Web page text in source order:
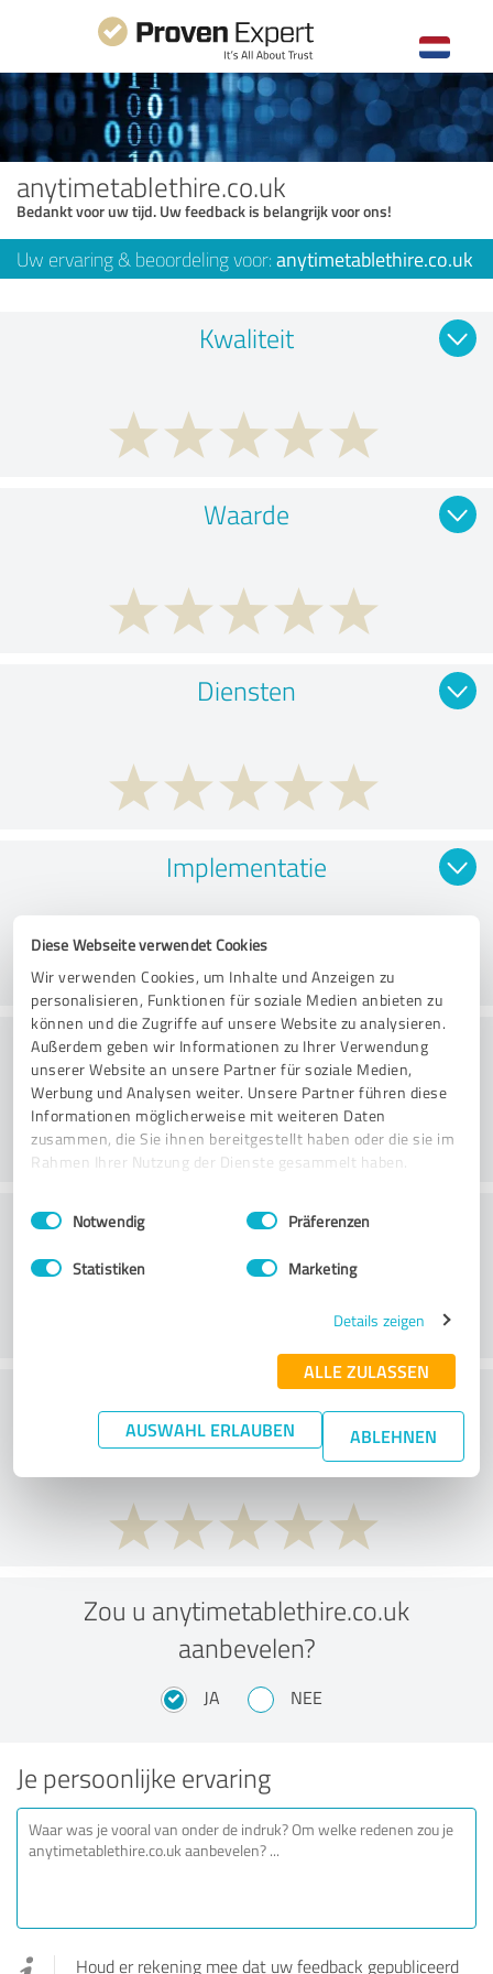
Diese Webseite verwendet Cookies
Wir verwenden Cookies, um Inhalte und Anzeigen zu
personalisieren, Funktionen für soziale Medien anbieten zu
können und die Zugriffe auf unsere Website zu analysieren.
Außerdem geben wir Informationen zu Ihrer Verwendung
unserer Website an unsere Partner für soziale Medien,
Werbung und Analysen weiter. Unsere Partner führen diese
Informationen möglicherweise mit weiteren Daten
zusammen, die Sie ihnen bereitgestellt haben oder die sie im
Rahmen Ihrer Nutzung der Dienste gesammelt haben.
Impressum Datenschutzbestimmungen
Einwilligungsauswahl
Notwendig Präferenzen
Statistiken Marketing
Details zeigen
ALLE ZULASSEN
AUSWAHL ERLAUBEN ABLEHNEN
anytimetablethire.co.uk
Bedankt voor uw tijd. Uw feedback is belangrijk voor ons!
Uw ervaring & beoordeling voor: anytimetablethire.co.uk
Kwaliteit
Waarde
Diensten
Implementatie
Consulting
Klantenservice
Wat vind je van de prijs-
prestatieverhouding?
Zou u anytimetablethire.co.uk
aanbevelen?
JA NEE
Je persoonlijke ervaring
Houd er rekening mee dat uw feedback gepubliceerd